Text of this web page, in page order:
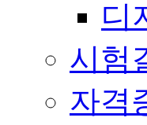
디
시험
자격